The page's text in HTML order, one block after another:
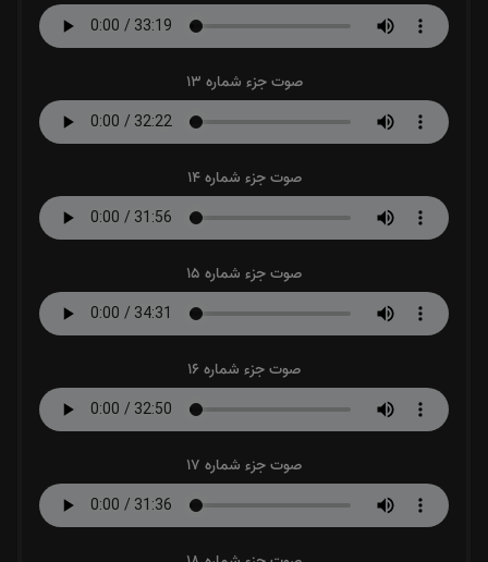
صوت جزء شماره 13
صوت جزء شماره 14
صوت جزء شماره 15
صوت جزء شماره 16
صوت جزء شماره 17